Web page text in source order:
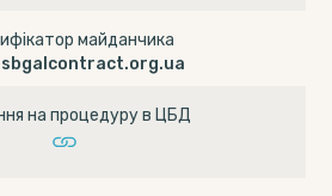
майданчика
на процедуру в ЦБД